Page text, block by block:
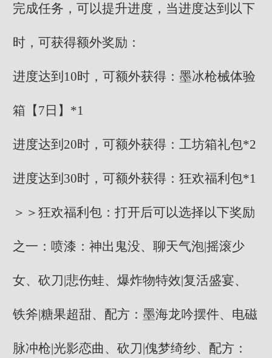
完成任务，可以提升进度，当进度达到以下
时，可获得额外奖励：
进度达到10时，可额外获得：墨冰枪械体验
箱【7日】*1
进度达到20时，可额外获得：工坊箱礼包*2
进度达到30时，可额外获得：狂欢福利包*1
＞＞狂欢福利包：打开后可以选择以下奖励
之一：喷漆：神出鬼没、聊天气泡|摇滚少
女、砍刀|悲伤蛙、爆炸物特效|复活盛宴、
铁斧|糖果超甜、配方：墨海龙吟摆件、电磁
脉冲枪|光影恋曲、砍刀|傀梦绮纱、配方：